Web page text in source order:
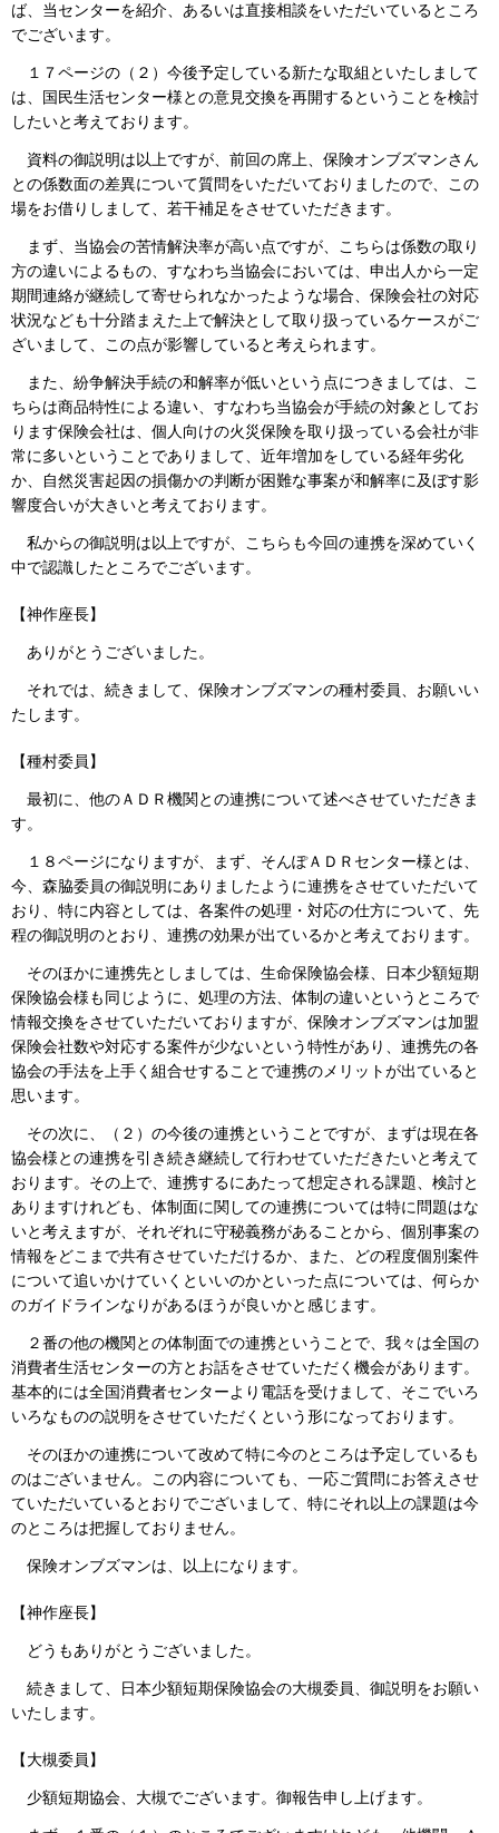
ば、当センターを紹介、あるいは直接相談をいただいているところ
でございます。
１７ページの（２）今後予定している新たな取組といたしまして
は、国民生活センター様との意見交換を再開するということを検討
したいと考えております。
資料の御説明は以上ですが、前回の席上、保険オンブズマンさん
との係数面の差異について質問をいただいておりましたので、この
場をお借りしまして、若干補足をさせていただきます。
まず、当協会の苦情解決率が高い点ですが、こちらは係数の取り
方の違いによるもの、すなわち当協会においては、申出人から一定
期間連絡が継続して寄せられなかったような場合、保険会社の対応
状況なども十分踏まえた上で解決として取り扱っているケースがご
ざいまして、この点が影響していると考えられます。
また、紛争解決手続の和解率が低いという点につきましては、こ
ちらは商品特性による違い、すなわち当協会が手続の対象としてお
ります保険会社は、個人向けの火災保険を取り扱っている会社が非
常に多いということでありまして、近年増加をしている経年劣化
か、自然災害起因の損傷かの判断が困難な事案が和解率に及ぼす影
響度合いが大きいと考えております。
私からの御説明は以上ですが、こちらも今回の連携を深めていく
中で認識したところでございます。
【神作座長】
ありがとうございました。
それでは、続きまして、保険オンブズマンの種村委員、お願いい
たします。
【種村委員】
最初に、他のＡＤＲ機関との連携について述べさせていただきま
す。
１８ページになりますが、まず、そんぽＡＤＲセンター様とは、
今、森脇委員の御説明にありましたように連携をさせていただいて
おり、特に内容としては、各案件の処理・対応の仕方について、先
程の御説明のとおり、連携の効果が出ているかと考えております。
そのほかに連携先としましては、生命保険協会様、日本少額短期
保険協会様も同じように、処理の方法、体制の違いというところで
情報交換をさせていただいておりますが、保険オンブズマンは加盟
保険会社数や対応する案件が少ないという特性があり、連携先の各
協会の手法を上手く組合せすることで連携のメリットが出ていると
思います。
その次に、（２）の今後の連携ということですが、まずは現在各
協会様との連携を引き続き継続して行わせていただきたいと考えて
おります。その上で、連携するにあたって想定される課題、検討と
ありますけれども、体制面に関しての連携については特に問題はな
いと考えますが、それぞれに守秘義務があることから、個別事案の
情報をどこまで共有させていただけるか、また、どの程度個別案件
について追いかけていくといいのかといった点については、何らか
のガイドラインなりがあるほうが良いかと感じます。
２番の他の機関との体制面での連携ということで、我々は全国の
消費者生活センターの方とお話をさせていただく機会があります。
基本的には全国消費者センターより電話を受けまして、そこでいろ
いろなものの説明をさせていただくという形になっております。
そのほかの連携について改めて特に今のところは予定しているも
のはございません。この内容についても、一応ご質問にお答えさせ
ていただいているとおりでございまして、特にそれ以上の課題は今
のところは把握しておりません。
保険オンブズマンは、以上になります。
【神作座長】
どうもありがとうございました。
続きまして、日本少額短期保険協会の大槻委員、御説明をお願い
いたします。
【大槻委員】
少額短期協会、大槻でございます。御報告申し上げます。